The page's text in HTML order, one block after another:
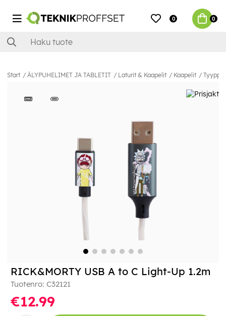
0 0
Start ÄLYPUHELIMET JA TABLETIT Laturit & Kaapelit Kaapelit Tyyppi
RICK&MORTY USB A to C Light-Up 1.2m
Tuotenro: C32121
€12.99